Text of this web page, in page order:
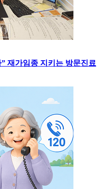
재가임종 지키는 방문진료